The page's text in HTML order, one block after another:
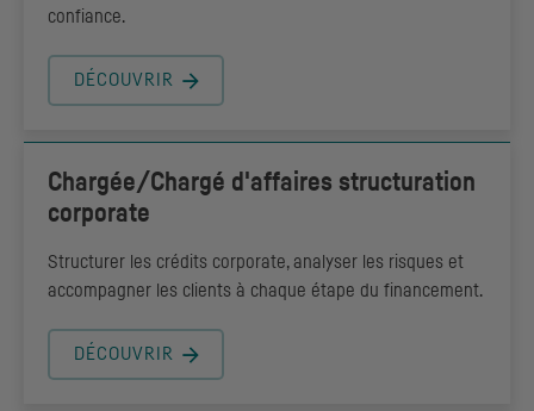
confiance.
DÉCOUVRIR
Chargée/Chargé d'affaires structuration
corporate
Structurer les crédits corporate, analyser les risques et
accompagner les clients à chaque étape du financement.
DÉCOUVRIR